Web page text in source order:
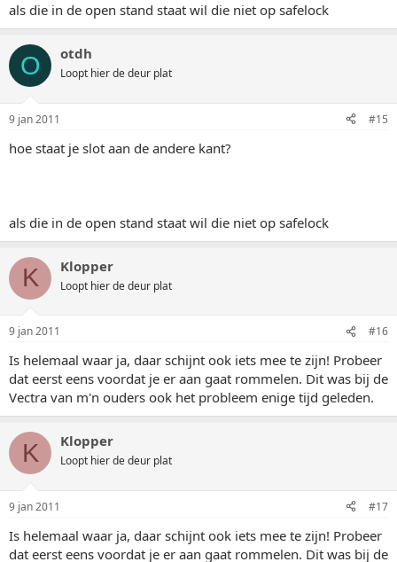
als die in de open stand staat wil die niet op safelock
O otdh
Loopt hier de deur plat
9 jan 2011 #15
hoe staat je slot aan de andere kant?
als die in de open stand staat wil die niet op safelock
K Klopper
Loopt hier de deur plat
9 jan 2011 #16
Is helemaal waar ja, daar schijnt ook iets mee te zijn! Probeer
dat eerst eens voordat je er aan gaat rommelen. Dit was bij de
Vectra van m'n ouders ook het probleem enige tijd geleden.
K Klopper
Loopt hier de deur plat
9 jan 2011 #17
Is helemaal waar ja, daar schijnt ook iets mee te zijn! Probeer
dat eerst eens voordat je er aan gaat rommelen. Dit was bij de